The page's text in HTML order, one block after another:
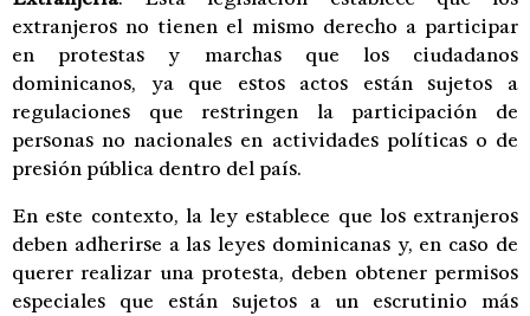
extranjeros no tienen el mismo derecho a participar
en protestas y marchas que los ciudadanos
dominicanos, ya que estos actos están sujetos a
regulaciones que restringen la participación de
personas no nacionales en actividades políticas o de
presión pública dentro del país.
En este contexto, la ley establece que los extranjeros
deben adherirse a las leyes dominicanas y, en caso de
querer realizar una protesta, deben obtener permisos
especiales que están sujetos a un escrutinio más